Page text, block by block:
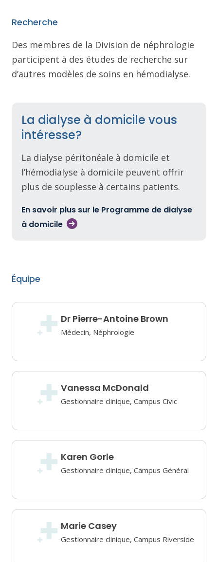
Recherche
Des membres de la Division de néphrologie
participent à des études de recherche sur
d’autres modèles de soins en hémodialyse.
La dialyse à domicile vous
intéresse?
La dialyse péritonéale à domicile et
l’hémodialyse à domicile peuvent offrir
plus de souplesse à certains patients.
En savoir plus sur le Programme de dialyse
à domicile
Équipe
Dr Pierre-Antoine Brown
Médecin, Néphrologie
Vanessa McDonald
Gestionnaire clinique, Campus Civic
Karen Gorle
Gestionnaire clinique, Campus Général
Marie Casey
Gestionnaire clinique, Campus Riverside